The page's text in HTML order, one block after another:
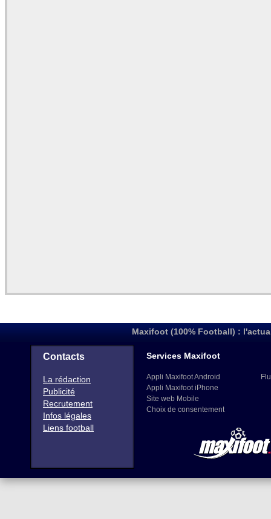
Maxifoot (100% Football) :
Contacts
La rédaction
Publicité
Recrutement
Infos légales
Liens football
Services Maxifoot
Appli Maxifoot Android
Appli Maxifoot iPhone
Site web Mobile
Choix de consentement